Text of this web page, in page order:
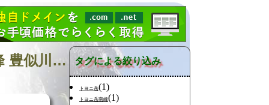
日記の検索 [タグ:トヨニ岳北峰東面直登沢 トヨニ岳北峰 豊似川 トヨニ岳北峰南西面直登沢] 01～01(01件中) タグによる絞り込み
トヨニ岳(1)
トヨニ岳南峰(1)